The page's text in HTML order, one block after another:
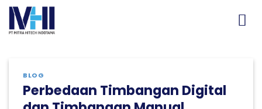
Skip
content
BLOG
Perbedaan Timbangan Digital